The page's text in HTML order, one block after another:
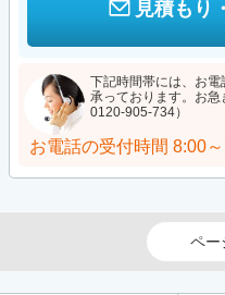
見積もり
下記時間帯には、お
承っております。お急
0120-905-734）
お電話の受付時間 8:00
ペー